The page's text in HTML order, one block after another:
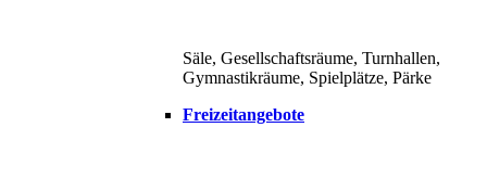
Säle, Gesellschaftsräume, Turnhallen,
Gymnastikräume, Spielplätze, Pärke
Freizeitangebote